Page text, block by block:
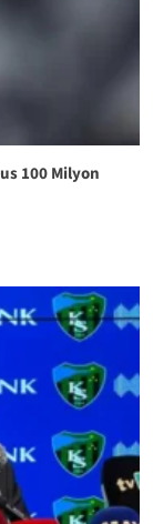
100 Milyon